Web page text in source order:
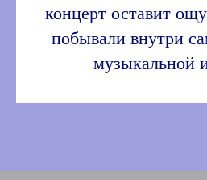
концерт оставит
побывали внутри
музыкальной